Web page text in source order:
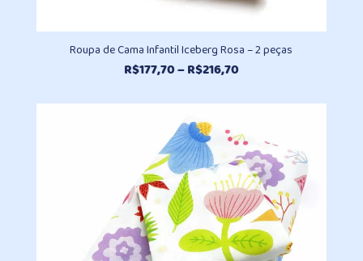
Roupa de Cama Infantil Iceberg Rosa – 2 peças
R$177,70–R$216,70Faixa
preço:
através
R$216,70